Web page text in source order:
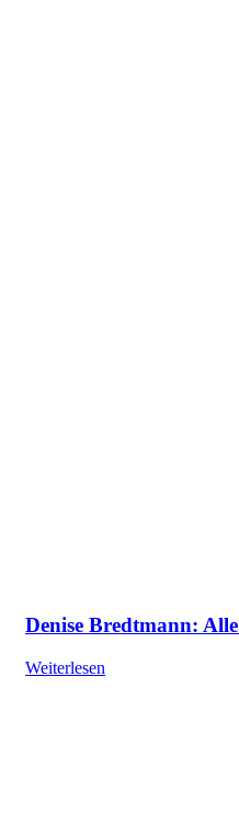
Denise Bredtmann:
Weiterlesen